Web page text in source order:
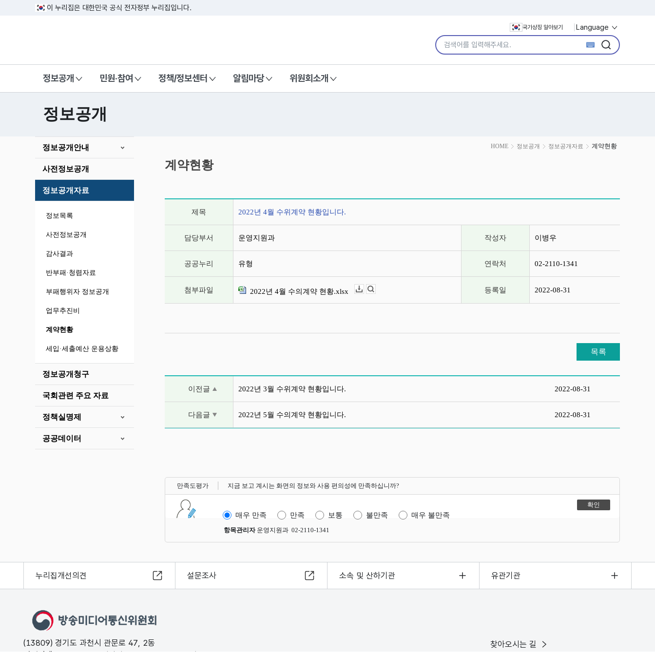
이 누리집은 대한민국 공식 전자정부 누리집입니다.
국가상징 알아보기 Language
통합검색어 입력
검색
검색
정보공개 민원·참여 정책/정보센터 알림마당 위원회소개
정보공개
정보공개안내
사전정보공개
정보공개자료
정보목록
사전정보공개
감사결과
반부패·청렴자료
부패행위자 정보공개
업무추진비
계약현황
세입·세출예산 운용상황
정보공개청구
국회관련 주요 자료
정책실명제
공공데이터
HOME 정보공개 정보공개자료 계약현황
시
작
계약현황
제목 2022년 4월 수위계약 현황입니다.
담당부서 운영지원과 작성자 이병우
공공누리 유형 연락처 02-2110-1341
첨부파일 2022년 4월 수의계약 현황.xlsx 등록일 2022-08-31
목록
이전글 2022년 3월 수위계약 현황입니다. 2022-08-31
다음글 2022년 5월 수의계약 현황입니다. 2022-08-31
만족도평가 지금 보고 계시는 화면의 정보와 사용 편의성에 만족하십니까?
매우 만족 만족 보통 불만족 매우 불만족
항목관리자운영지원과 02-2110-1341
누리집개선의견 설문조사 소속 및 산하기관 유관기관
(13809) 경기도 과천시 관문로 47, 2동
찾아오시는 길